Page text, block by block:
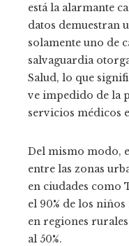
está la alarmante
datos demuestran
solamente uno de
salvaguardia
Salud, lo que
ve impedido de la
servicios médicos
Del mismo modo,
entre las zonas
en ciudades como
el 90% de los
en regiones
al 50%.